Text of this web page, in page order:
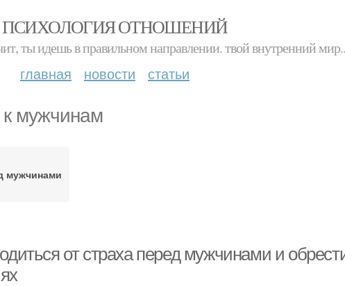
ПСИХОЛОГИЯ ОТНОШЕНИЙ
ты идешь в правильном направлении. твой внутренний
главная новости статьи
мужчинам
мужчинами
от страха перед мужчинами и